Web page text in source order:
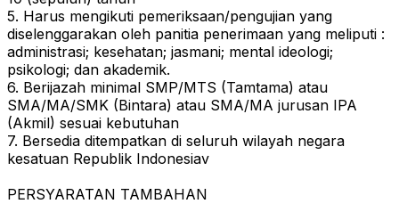
5. Harus mengikuti pemeriksaan/pengujian yang
diselenggarakan oleh panitia penerimaan yang meliputi :
administrasi; kesehatan; jasmani; mental ideologi;
psikologi; dan akademik.
6. Berijazah minimal SMP/MTS (Tamtama) atau
SMA/MA/SMK (Bintara) atau SMA/MA jurusan IPA
(Akmil) sesuai kebutuhan
7. Bersedia ditempatkan di seluruh wilayah negara
kesatuan Republik Indonesiav
PERSYARATAN TAMBAHAN